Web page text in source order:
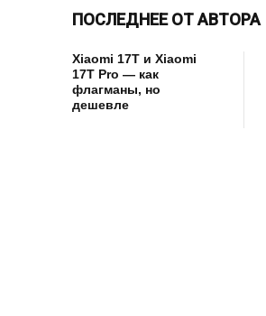
ПОСЛЕДНЕЕ ОТ АВТОРА
Xiaomi 17T и Xiaomi
17T Pro — как
флагманы, но
дешевле